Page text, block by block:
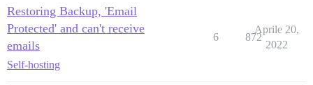
Restoring Backup, 'Email
Protected' and can't receive
emails
Self-hosting
6 872
Aprile 20,
2022